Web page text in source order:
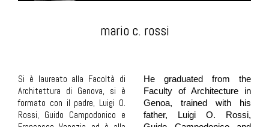
mario c. rossi
Si è laureato alla Facoltà di
Architettura di Genova, si è
formato con il padre, Luigi O.
Rossi, Guido Campodonico e
He graduated from the
Faculty of Architecture in
Genoa, trained with his
father, Luigi O. Rossi,